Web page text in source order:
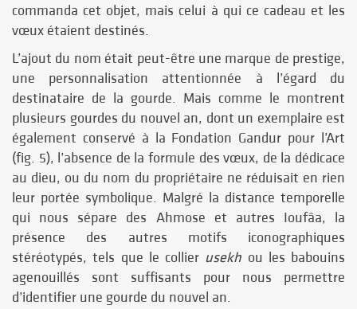
commanda cet objet, mais celui à qui ce cadeau et les
vœux étaient destinés.
L’ajout du nom était peut-être une marque de prestige,
une personnalisation attentionnée à l’égard du
destinataire de la gourde. Mais comme le montrent
plusieurs gourdes du nouvel an, dont un exemplaire est
également conservé à la Fondation Gandur pour l’Art
(fig. 5), l’absence de la formule des vœux, de la dédicace
au dieu, ou du nom du propriétaire ne réduisait en rien
leur portée symbolique. Malgré la distance temporelle
qui nous sépare des Ahmose et autres Ioufâa, la
présence des autres motifs iconographiques
stéréotypés, tels que le collier usekh ou les babouins
agenouillés sont suffisants pour nous permettre
d’identifier une gourde du nouvel an.